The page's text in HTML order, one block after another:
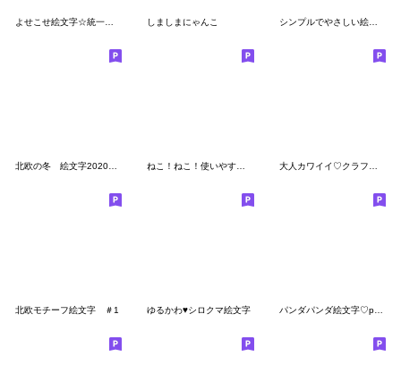
しましまにゃんこ シンプルでやさしい絵文字
北欧モチーフ絵文字 ＃1 ゆるかわ♥シロクマ絵文字 パンダパンダ絵文字♡poca ママ